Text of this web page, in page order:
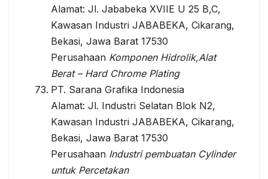
Alamat: Jl. Jababeka XVIIE U 25 B,C,
Kawasan Industri JABABEKA, Cikarang,
Bekasi, Jawa Barat 17530
Perusahaan Komponen Hidrolik,Alat
Berat – Hard Chrome Plating
PT. Sarana Grafika Indonesia
Alamat: Jl. Industri Selatan Blok N2,
Kawasan Industri JABABEKA, Cikarang,
Bekasi, Jawa Barat 17530
Perusahaan Industri pembuatan Cylinder
untuk Percetakan